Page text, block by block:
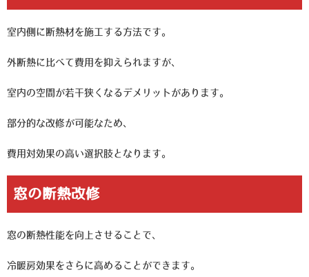
室内側に断熱材を施工する方法です。
外断熱に比べて費用を抑えられますが、
室内の空間が若干狭くなるデメリットがあります。
部分的な改修が可能なため、
費用対効果の高い選択肢となります。
窓の断熱改修
窓の断熱性能を向上させることで、
冷暖房効果をさらに高めることができます。